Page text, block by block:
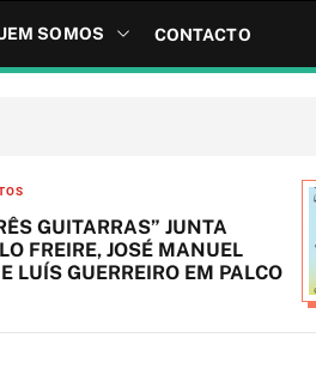
SOMOS CONTACTO
GUITARRAS” JUNTA
FREIRE, JOSÉ MANUEL
LUÍS GUERREIRO EM PALCO